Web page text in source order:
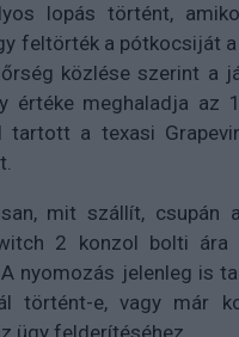
lopás történt,
feltörték a pótkocsiját a
közlése szerint a
értéke meghaladja az
a texasi
mit szállít, csupán
2 konzol bolti
nyomozás jelenleg is
történt-e, vagy már